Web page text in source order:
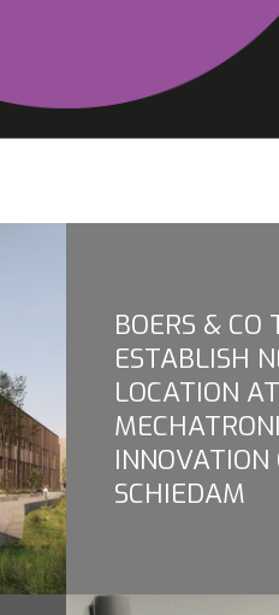
BOERS & CO
ESTABLISH
LOCATION
INNOVATION
SCHIEDAM